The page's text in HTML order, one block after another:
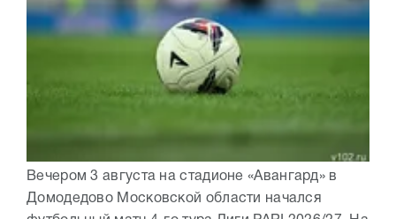
Вечером 3 августа на стадионе «Авангард» в
Домодедово Московской области начался